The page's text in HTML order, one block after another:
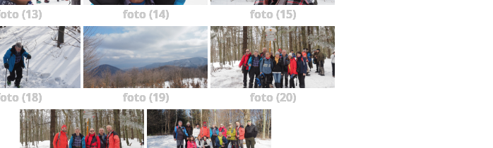
(13) foto (14) foto (15)
(18) foto (19) foto (20)